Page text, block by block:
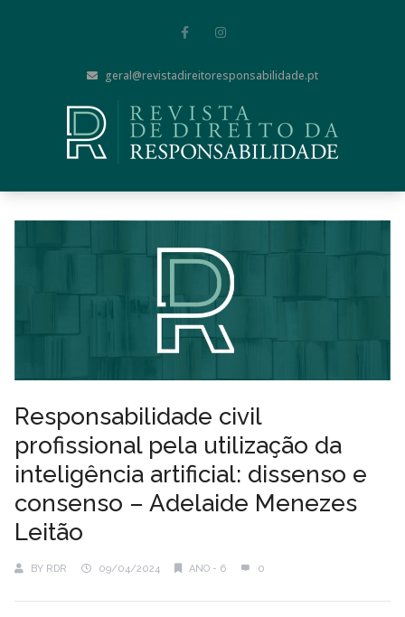
geral@revistadireitoresponsabilidade.pt
Responsabilidade civil
profissional pela utilização da
inteligência artificial: dissenso e
consenso – Adelaide Menezes
Leitão
BY RDR 09/04/2024 ANO - 6 0